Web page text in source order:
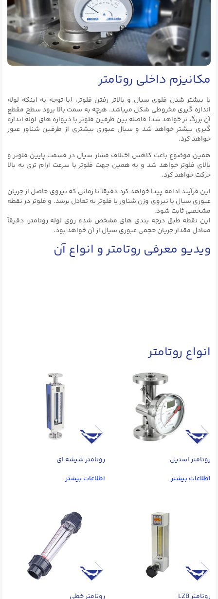
مکانیزم داخلی روتامتر
با بیشتر شدن فلوی سیال و بالاتر رفتن فلوتر، (با توجه به اینکه لوله
اندازه گیری مخروطی شکل میباشد. هرچه به سمت بالا برود سطح مقطع
آن بزرگ تر خواهد شد) فاصله بین طرفین فلوتر با دیواره های لوله اندازه
گیری بیشتر خواهد شد و سیال عبوری بیشتری از طرفین شناور عبور
خواهد کرد.
همین موضوع باعث کاهش اختلاف فشار سیال در قسمت پایین فلوتر و
بالای فلوتر خواهد شد و به همین جهت فلوتر با سرعت ارام تری به بالا
حرکت خواهد کرد.
این فرآیند ادامه پیدا خواهد کرد دقیقآ تا زمانی که نیروی حاصل از جریان
عبوری سیال با نیروی وزن شناور یا فلوتر به تعادل برسد. و فلوتر در نقطه
مشخصی ثابت شود.
این نقطه طبق درجه بندی های مشخص شده روی لوله روتامتر، دقیقآ
معادل مقدار جریان حجمی عبوری سیال از آن خواهد بود.
ویدیو معرفی روتامتر و انواع آن
انواع روتامتر
روتامتر استیل
اطلاعات بیشتر
روتامتر شیشه ای
اطلاعات بیشتر
روتامتر LZB روتامتر خطی